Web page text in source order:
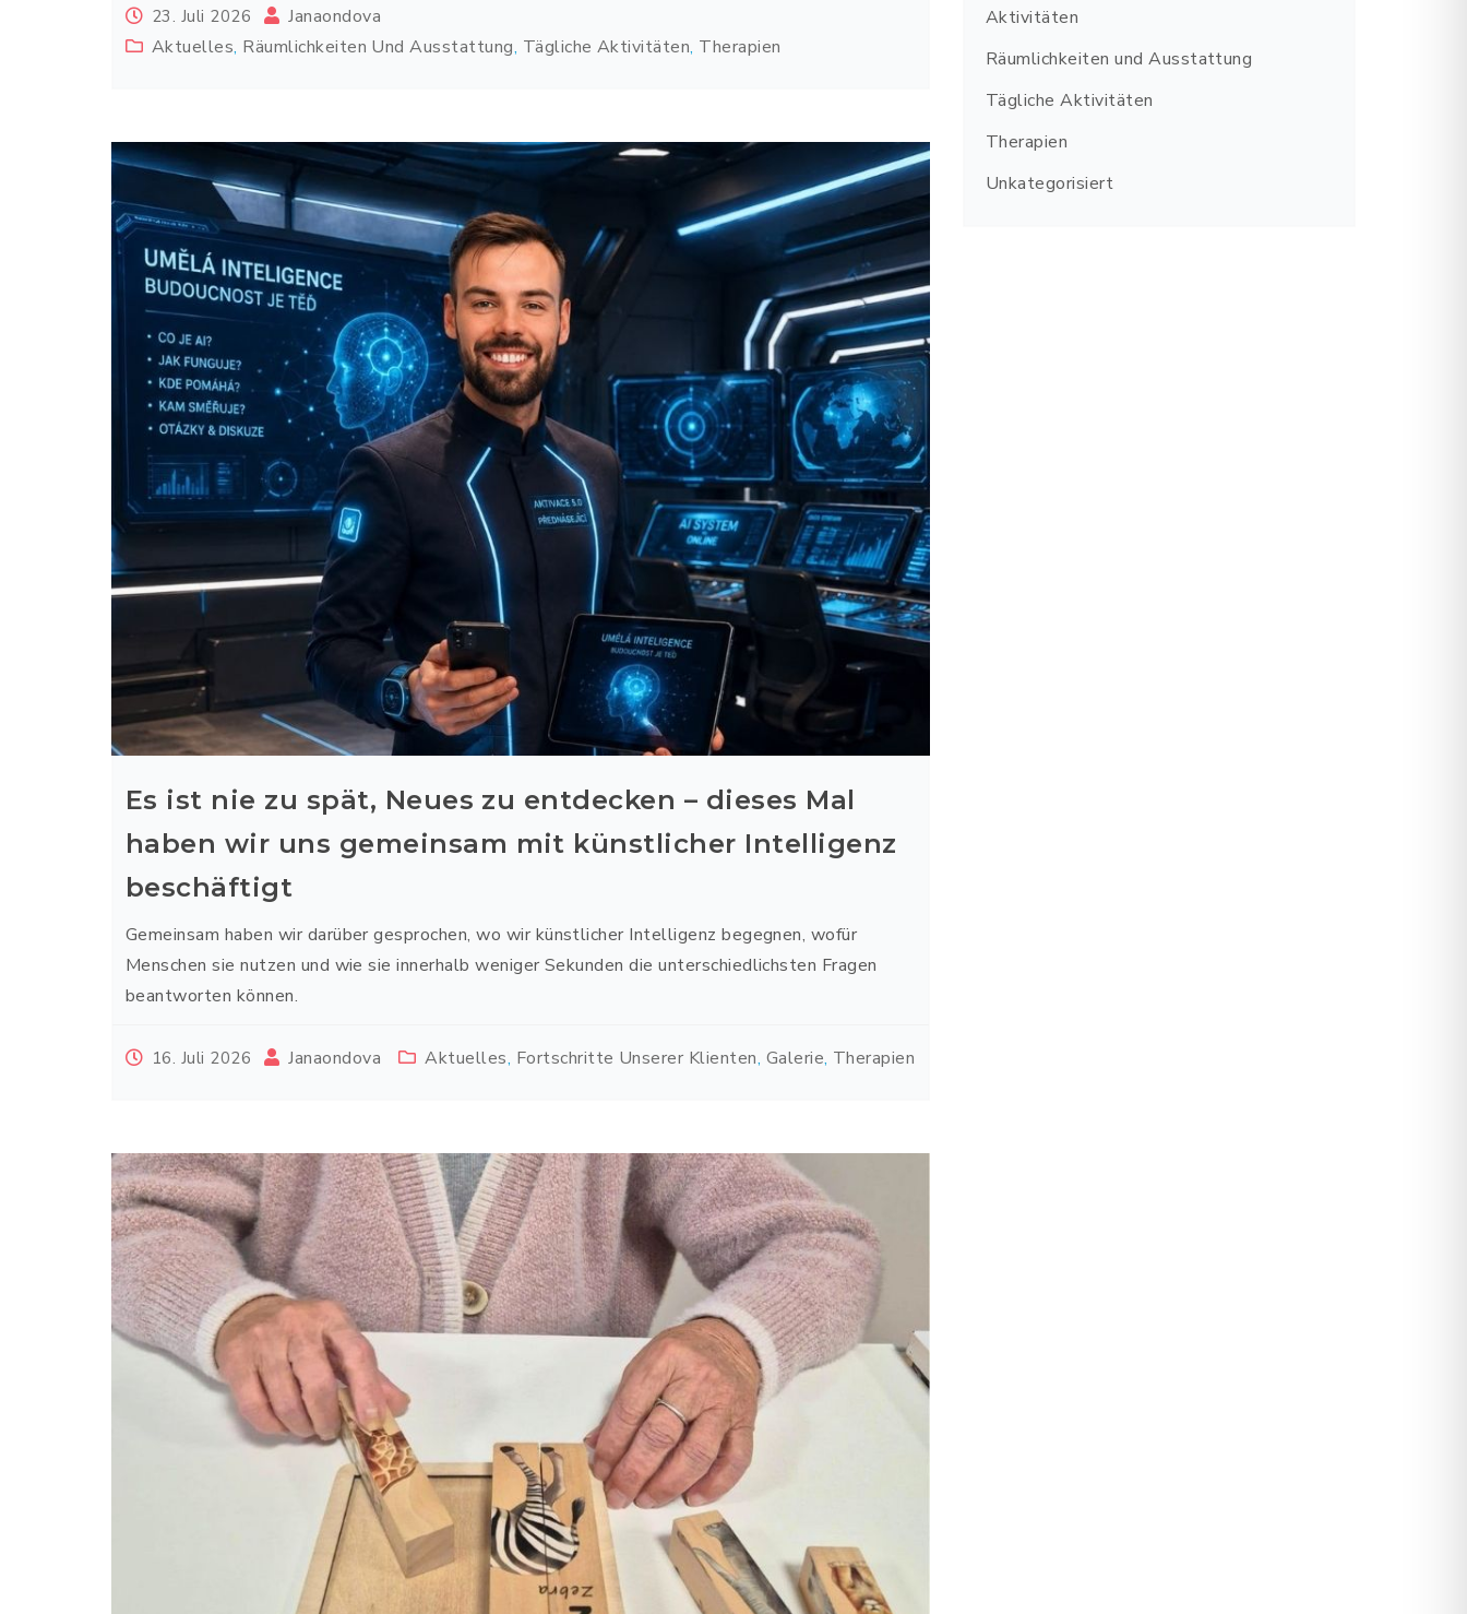
23. Juli 2026
Janaondova
Aktuelles, Räumlichkeiten Und Ausstattung, Tägliche Aktivitäten, Therapien
Es ist nie zu spät, Neues zu entdecken – dieses Mal
haben wir uns gemeinsam mit künstlicher Intelligenz
beschäftigt
Gemeinsam haben wir darüber gesprochen, wo wir künstlicher Intelligenz begegnen, wofür
Menschen sie nutzen und wie sie innerhalb weniger Sekunden die unterschiedlichsten Fragen
beantworten können.
16. Juli 2026 Janaondova Aktuelles, Fortschritte Unserer Klienten, Galerie, Therapien
Aktivitäten
Räumlichkeiten und Ausstattung
Tägliche Aktivitäten
Therapien
Unkategorisiert